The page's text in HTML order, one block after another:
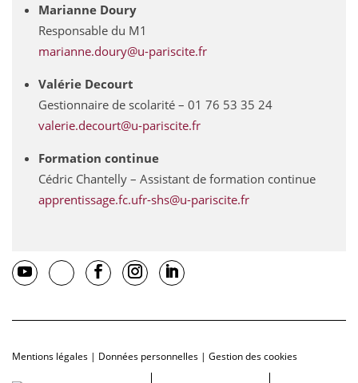
Marianne Doury
Responsable du M1
marianne.doury@u-pariscite.fr
Valérie Decourt
Gestionnaire de scolarité – 01 76 53 35 24
valerie.decourt@u-pariscite.fr
Formation continue
Cédric Chantelly – Assistant de formation continue
apprentissage.fc.ufr-shs@u-pariscite.fr
Mentions légales | Données personnelles | Gestion des cookies